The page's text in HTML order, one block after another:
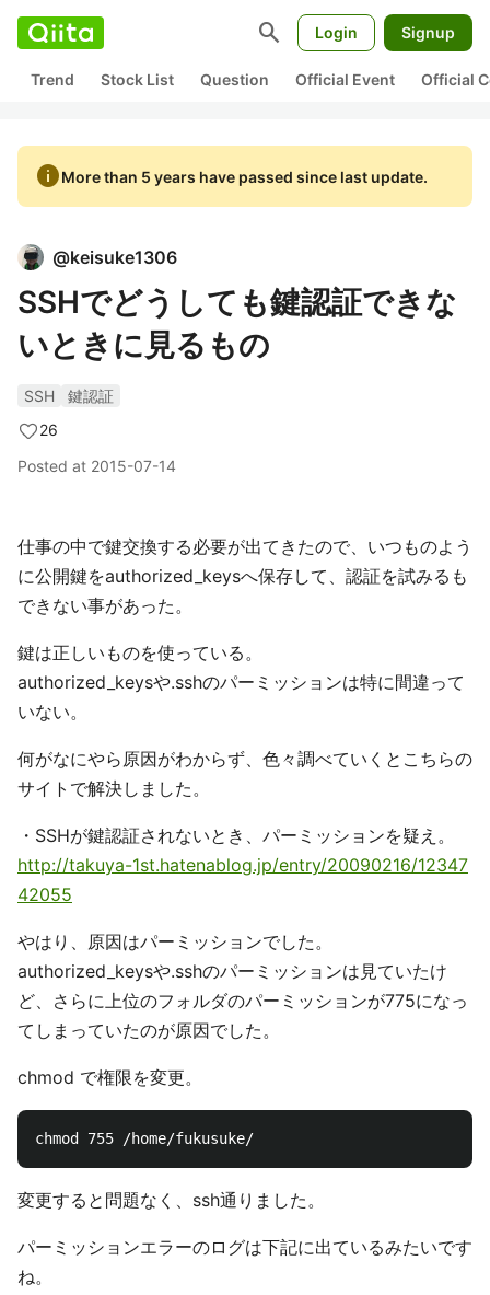
search Login Signup
Trend Stock List Question Official Event Official
infoMore than 5 years have passed since last update.
@keisuke1306
SSHでどうしても鍵認証できな
いときに見るもの
SSH
鍵認証
26
Posted at 2015-07-14
仕事の中で鍵交換する必要が出てきたので、いつものよう
に公開鍵をauthorized_keysへ保存して、認証を試みるも
できない事があった。
鍵は正しいものを使っている。
authorized_keysや.sshのパーミッションは特に間違って
いない。
何がなにやら原因がわからず、色々調べていくとこちらの
サイトで解決しました。
・SSHが鍵認証されないとき、パーミッションを疑え。
http://takuya-1st.hatenablog.jp/entry/20090216/12347
42055
やはり、原因はパーミッションでした。
authorized_keysや.sshのパーミッションは見ていたけ
ど、さらに上位のフォルダのパーミッションが775になっ
てしまっていたのが原因でした。
chmod で権限を変更。
変更すると問題なく、ssh通りました。
パーミッションエラーのログは下記に出ているみたいです
ね。